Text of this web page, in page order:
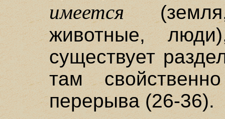
имеется
животные,
существует
там
перерыва (26-36).